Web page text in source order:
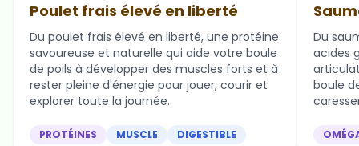
Poulet frais élevé en liberté
Du poulet frais élevé en liberté, une protéine
savoureuse et naturelle qui aide votre boule
de poils à développer des muscles forts et à
rester pleine d'énergie pour jouer, courir et
explorer toute la journée.
PROTÉINES MUSCLE DIGESTIBLE
Du
acides
boule